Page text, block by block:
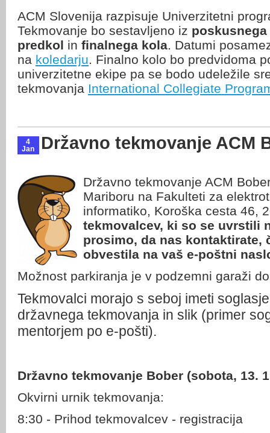
ACM Slovenija razpisuje Univerzitetni
Tekmovanje bo sestavljeno iz
predkol in finalnega kola. Datumi
na koledarju. Finalno kolo bo predvidoma
univerzitetne ekipe pa se bodo udeležile
tekmovanja International Collegiate
4
Jan
Državno tekmovanje ACM
Državno tekmovanje ACM
Mariboru na Fakulteti za
informatiko, Koroška cesta 46,
tekmovalcev, ki so se uvrstili
prosimo, da nas kontaktirate,
obvestila na vaš e-poštni
Možnost parkiranja je v podzemni garaži
Tekmovalci morajo s seboj imeti
državnega tekmovanja in slik (primer
mentorjem po e-pošti).
Državno tekmovanje Bober (sobota, 13.
Okvirni urnik tekmovanja:
8:30 - Prihod tekmovalcev - registracija